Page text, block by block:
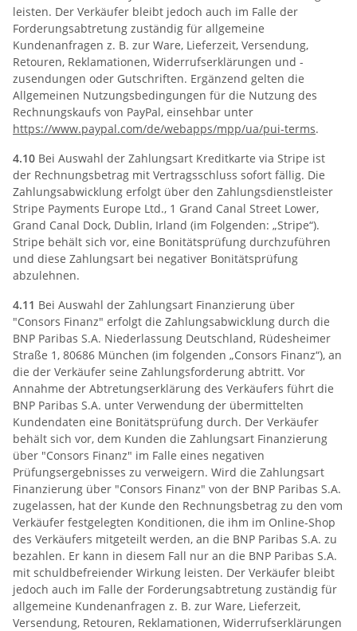
leisten. Der Verkäufer bleibt jedoch auch im Falle der
Forderungsabtretung zuständig für allgemeine
Kundenanfragen z. B. zur Ware, Lieferzeit, Versendung,
Retouren, Reklamationen, Widerrufserklärungen und -
zusendungen oder Gutschriften. Ergänzend gelten die
Allgemeinen Nutzungsbedingungen für die Nutzung des
Rechnungskaufs von PayPal, einsehbar unter
https://www.paypal.com/de/webapps/mpp/ua/pui-terms.
4.10 Bei Auswahl der Zahlungsart Kreditkarte via Stripe ist
der Rechnungsbetrag mit Vertragsschluss sofort fällig. Die
Zahlungsabwicklung erfolgt über den Zahlungsdienstleister
Stripe Payments Europe Ltd., 1 Grand Canal Street Lower,
Grand Canal Dock, Dublin, Irland (im Folgenden: „Stripe“).
Stripe behält sich vor, eine Bonitätsprüfung durchzuführen
und diese Zahlungsart bei negativer Bonitätsprüfung
abzulehnen.
4.11 Bei Auswahl der Zahlungsart Finanzierung über
"Consors Finanz" erfolgt die Zahlungsabwicklung durch die
BNP Paribas S.A. Niederlassung Deutschland, Rüdesheimer
Straße 1, 80686 München (im folgenden „Consors Finanz“), an
die der Verkäufer seine Zahlungsforderung abtritt. Vor
Annahme der Abtretungserklärung des Verkäufers führt die
BNP Paribas S.A. unter Verwendung der übermittelten
Kundendaten eine Bonitätsprüfung durch. Der Verkäufer
behält sich vor, dem Kunden die Zahlungsart Finanzierung
über "Consors Finanz" im Falle eines negativen
Prüfungsergebnisses zu verweigern. Wird die Zahlungsart
Finanzierung über "Consors Finanz" von der BNP Paribas S.A.
zugelassen, hat der Kunde den Rechnungsbetrag zu den vom
Verkäufer festgelegten Konditionen, die ihm im Online-Shop
des Verkäufers mitgeteilt werden, an die BNP Paribas S.A. zu
bezahlen. Er kann in diesem Fall nur an die BNP Paribas S.A.
mit schuldbefreiender Wirkung leisten. Der Verkäufer bleibt
jedoch auch im Falle der Forderungsabtretung zuständig für
allgemeine Kundenanfragen z. B. zur Ware, Lieferzeit,
Versendung, Retouren, Reklamationen, Widerrufserklärungen